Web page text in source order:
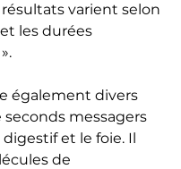
varient selon
les durées
également divers
messagers
et le foie. Il
de